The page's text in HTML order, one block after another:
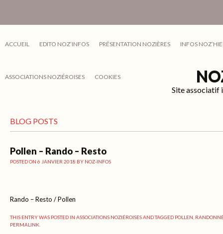
ACCUEIL EDITO NOZ’INFOS PRÉSENTATION NOZIÈRES INFOS
ASSOCIATIONS NOZIÉROISES COOKIES
Site associatif
BLOG POSTS
Pollen – Rando – Resto
POSTED ON 6 JANVIER 2018 BY NOZ-INFOS
Rando – Resto / Pollen
THIS ENTRY WAS POSTED IN ASSOCIATIONS NOZIÉROISESAND TAGGED POLLEN
PERMALINK